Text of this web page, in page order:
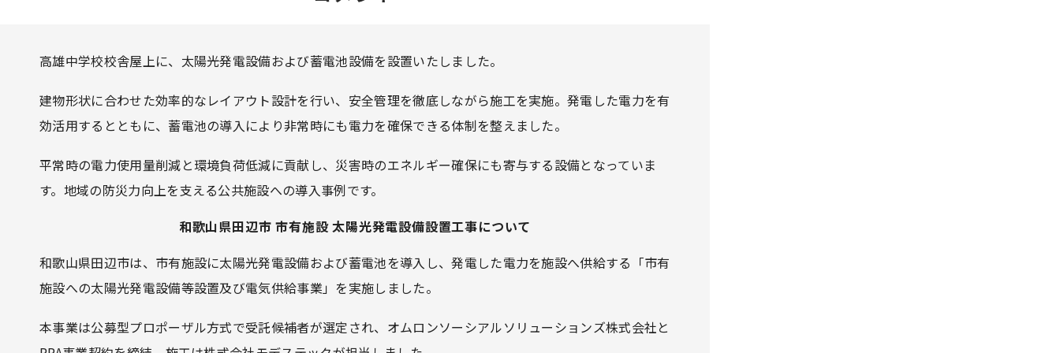
高雄中学校校舎屋上に、太陽光発電設備および蓄電池設備を設置いたしました。
建物形状に合わせた効率的なレイアウト設計を行い、安全管理を徹底しながら施工を実施。発電した電力を有
効活用するとともに、蓄電池の導入により非常時にも電力を確保できる体制を整えました。
平常時の電力使用量削減と環境負荷低減に貢献し、災害時のエネルギー確保にも寄与する設備となっていま
す。地域の防災力向上を支える公共施設への導入事例です。
和歌山県田辺市 市有施設 太陽光発電設備設置工事について
和歌山県田辺市は、市有施設に太陽光発電設備および蓄電池を導入し、発電した電力を施設へ供給する「市有
施設への太陽光発電設備等設置及び電気供給事業」を実施しました。
本事業は公募型プロポーザル方式で受託候補者が選定され、オムロンソーシアルソリューションズ株式会社と